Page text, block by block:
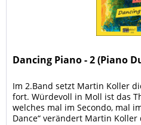
Dancing Piano - 2 (Piano
Im 2.Band setzt Martin Koller
fort. Würdevoll in Moll ist das
welches mal im Secondo, mal
Dance“ verändert Martin